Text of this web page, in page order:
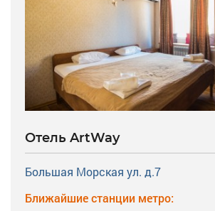
Отель ArtWay
Большая Морская ул. д.7
Ближайшие станции метро: